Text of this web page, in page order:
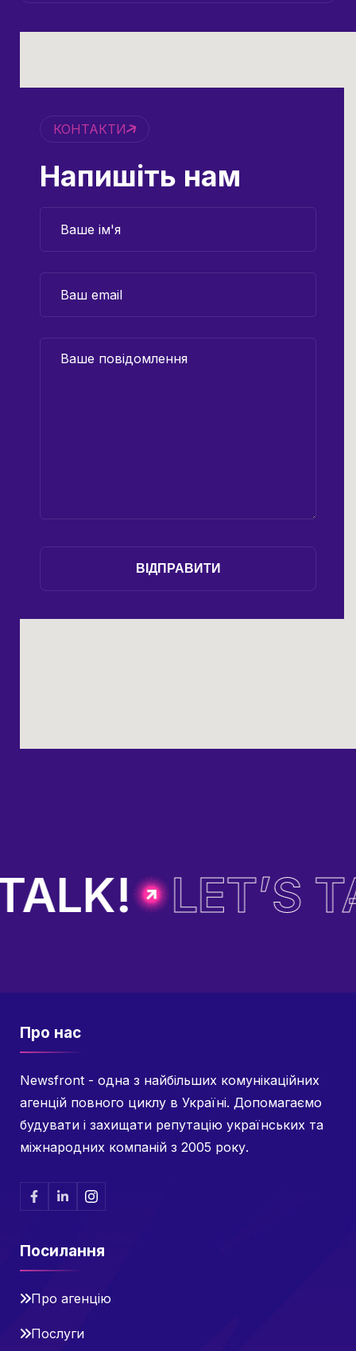
КОНТАКТИ
Напишіть нам
LET’S
Про нас
Newsfront - одна з найбільших комунікаційних
агенцій повного циклу в Україні. Допомагаємо
будувати і захищати репутацію українських та
міжнародних компаній з 2005 року.
Посилання
Про агенцію
Послуги